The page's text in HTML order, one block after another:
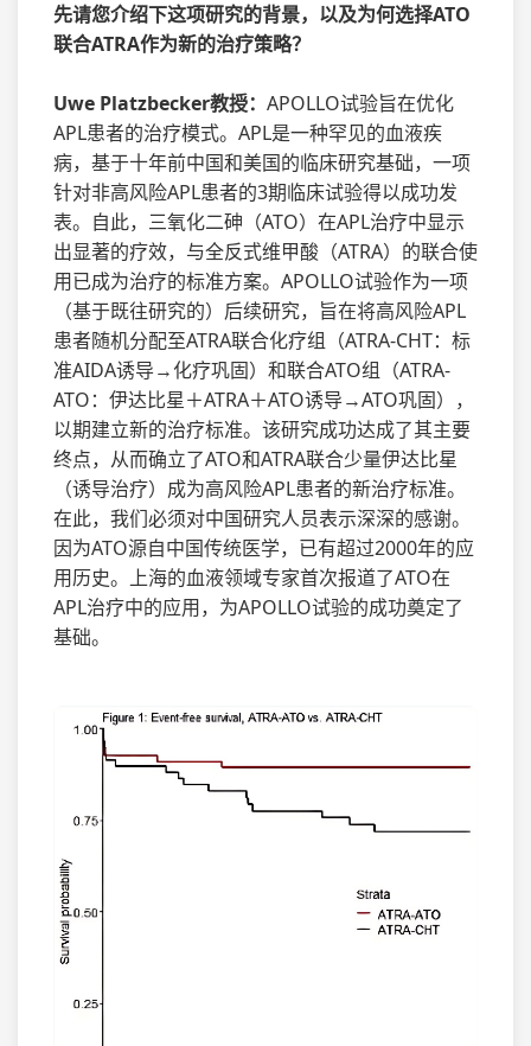
先请您介绍下这项研究的背景，以及为何选择ATO
联合ATRA作为新的治疗策略？
Uwe Platzbecker教授： APOLLO试验旨在优化
APL患者的治疗模式。APL是一种罕见的血液疾
病，基于十年前中国和美国的临床研究基础，一项
针对非高风险APL患者的3期临床试验得以成功发
表。自此，三氧化二砷（ATO）在APL治疗中显示
出显著的疗效，与全反式维甲酸（ATRA）的联合使
用已成为治疗的标准方案。APOLLO试验作为一项
（基于既往研究的）后续研究，旨在将高风险APL
患者随机分配至ATRA联合化疗组（ATRA-CHT：标
准AIDA诱导→化疗巩固）和联合ATO组（ATRA-
ATO：伊达比星＋ATRA＋ATO诱导→ATO巩固），
以期建立新的治疗标准。该研究成功达成了其主要
终点，从而确立了ATO和ATRA联合少量伊达比星
（诱导治疗）成为高风险APL患者的新治疗标准。
在此，我们必须对中国研究人员表示深深的感谢。
因为ATO源自中国传统医学，已有超过2000年的应
用历史。上海的血液领域专家首次报道了ATO在
APL治疗中的应用，为APOLLO试验的成功奠定了
基础。